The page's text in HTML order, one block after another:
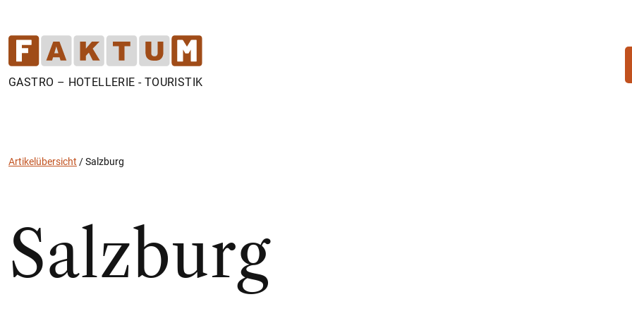
GASTRO – HOTELLERIE - TOURISTIK
Artikelübersicht /Salzburg
Salzburg